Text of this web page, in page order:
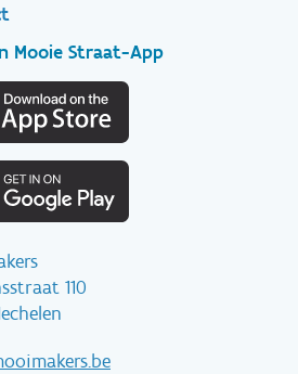
Mooie Straat-App
110